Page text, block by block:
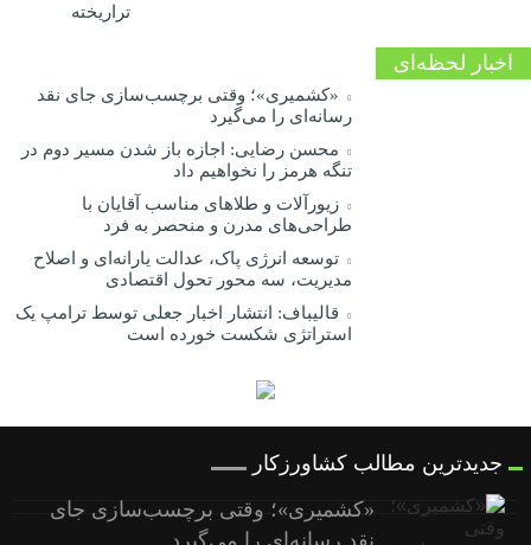
تراریخته
اخبار لحظه‌ای
«کشمیری»؛ وقتی برچسب‌سازی جای نقد
رسانه‌ای را می‌گیرد
محسن رضایی: اجازه باز شدن مسیر دوم در
تنگه هرمز را نخواهیم داد
زیورآلات و طلاهای مناسب آقایان با
طراحی‌های مدرن و منحصر به فرد
توسعه انرژی پاک، عدالت یارانه‌ای و اصلاح
مدیریت، سه محور تحول اقتصادی
قالیباف: انتشار اخبار جعلی توسط ترامپ یک
استراتژی شکست خورده است
جدیدترین مطالب کشاورزکار
«کشمیری»؛ وقتی برچسب‌سازی جای
نقد رسانه‌ای را می‌گیرد